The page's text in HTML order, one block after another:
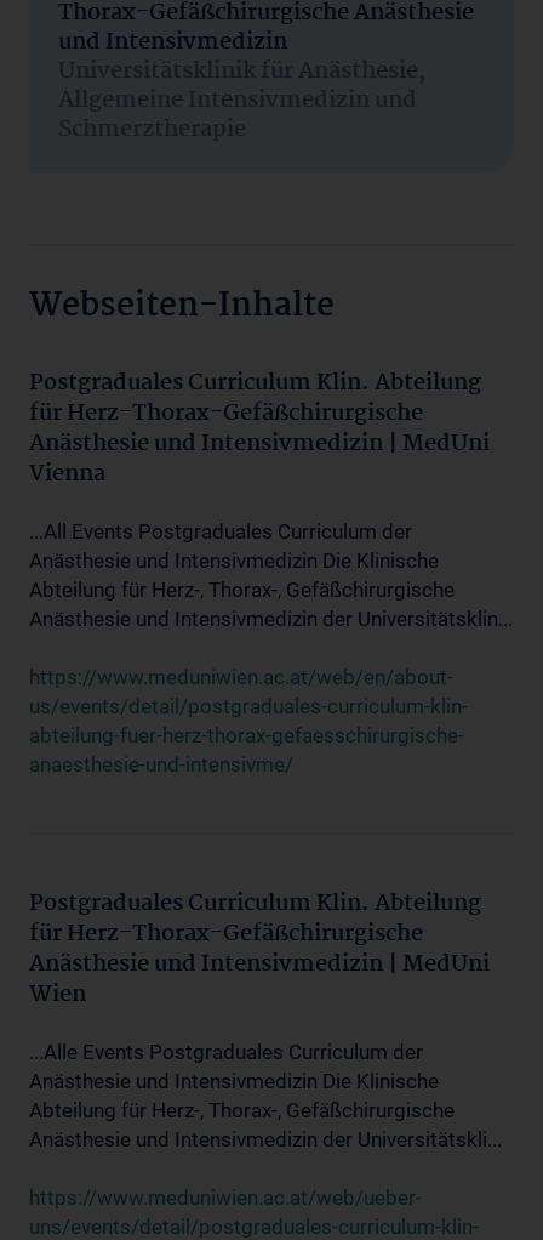
Thorax-Gefäßchirurgische Anästhesie
und Intensivmedizin
Universitätsklinik für Anästhesie,
Allgemeine Intensivmedizin und
Schmerztherapie
Webseiten-Inhalte
Postgraduales Curriculum Klin. Abteilung
für Herz-Thorax-Gefäßchirurgische
Anästhesie und Intensivmedizin | MedUni
Vienna
...All Events Postgraduales Curriculum der
Anästhesie und Intensivmedizin Die Klinische
Abteilung für Herz-, Thorax-, Gefäßchirurgische
Anästhesie und Intensivmedizin der Universitätsklin...
https://www.meduniwien.ac.at/web/en/about-
us/events/detail/postgraduales-curriculum-klin-
abteilung-fuer-herz-thorax-gefaesschirurgische-
anaesthesie-und-intensivme/
Postgraduales Curriculum Klin. Abteilung
für Herz-Thorax-Gefäßchirurgische
Anästhesie und Intensivmedizin | MedUni
Wien
...Alle Events Postgraduales Curriculum der
Anästhesie und Intensivmedizin Die Klinische
Abteilung für Herz-, Thorax-, Gefäßchirurgische
Anästhesie und Intensivmedizin der Universitätskli...
https://www.meduniwien.ac.at/web/ueber-
uns/events/detail/postgraduales-curriculum-klin-